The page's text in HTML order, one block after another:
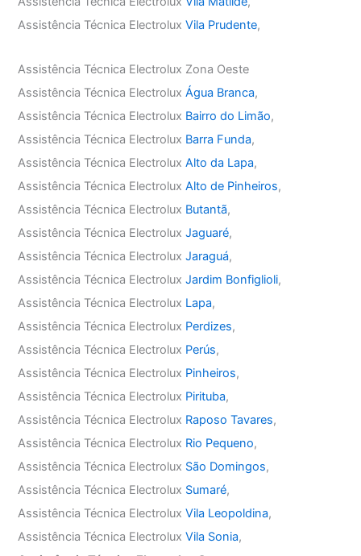
Assistência Técnica ElectroluxVila Prudente,
Assistência Técnica Electrolux Zona Oeste
Assistência Técnica ElectroluxÁgua Branca,
Assistência Técnica Electrolux Bairro do Limão,
Assistência Técnica Electrolux Barra Funda,
Assistência Técnica ElectroluxAlto da Lapa,
Assistência Técnica ElectroluxAlto de Pinheiros,
Assistência Técnica Electrolux Butantã,
Assistência Técnica ElectroluxJaguaré,
Assistência Técnica ElectroluxJaraguá,
Assistência Técnica ElectroluxJardim Bonfiglioli,
Assistência Técnica Electrolux Lapa,
Assistência Técnica Electrolux Perdizes,
Assistência Técnica Electrolux Perús,
Assistência Técnica Electrolux Pinheiros,
Assistência Técnica Electrolux Pirituba,
Assistência Técnica Electrolux Raposo Tavares,
Assistência Técnica Electrolux Rio Pequeno,
Assistência Técnica Electrolux São Domingos,
Assistência Técnica Electrolux Sumaré,
Assistência Técnica ElectroluxVila Leopoldina,
Assistência Técnica ElectroluxVila Sonia,